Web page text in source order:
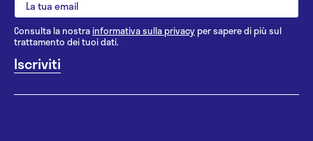
Consulta la nostrainformativa sulla privacy per sapere di più sul
trattamento dei tuoi dati.